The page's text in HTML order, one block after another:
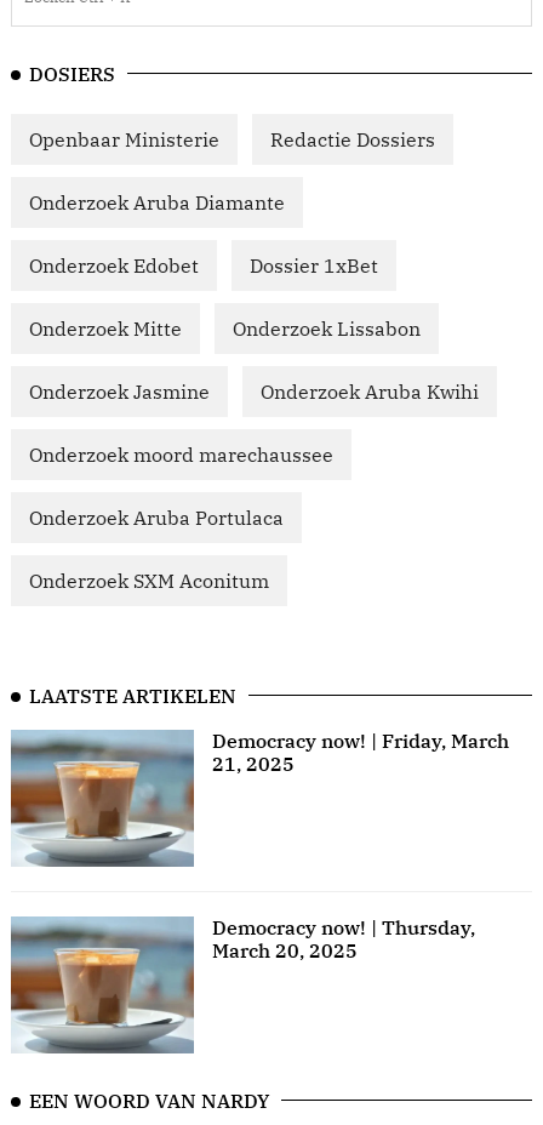
DOSIERS
Openbaar Ministerie Redactie Dossiers
Onderzoek Aruba Diamante
Onderzoek Edobet Dossier 1xBet
Onderzoek Mitte Onderzoek Lissabon
Onderzoek Jasmine Onderzoek Aruba Kwihi
Onderzoek moord marechaussee
Onderzoek Aruba Portulaca
Onderzoek SXM Aconitum
LAATSTE ARTIKELEN
Democracy now! | Friday, March
21, 2025
Democracy now! | Thursday,
March 20, 2025
EEN WOORD VAN NARDY